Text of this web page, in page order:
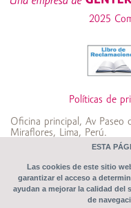
Cuenta
Cuenta Crece Libre
Fondo Vivo
Desgravamen
2025
Políticas de
Oficina principal, Av Paseo
Miraflores, Lima, Perú.
Compartamos Banco S.A
ESTA
Las cookies de este sitio
garantizar el acceso a
ayudan a mejorar la calidad
de